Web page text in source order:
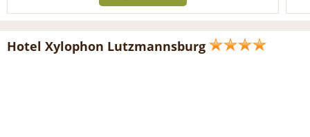
Hotel Xylophon Lutzmannsburg